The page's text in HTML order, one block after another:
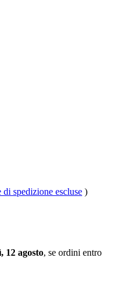
di spedizione escluse )
12 agosto, se ordini entro